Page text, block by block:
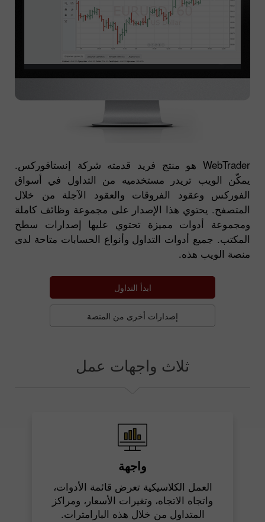
WebTrader هو منتج فريد قدمته شركة إنستافوركس.
يمكّن الويب تريدر مستخدميه من التداول في أسواق
الفوركس وعقود الفروقات والعقود الآجلة من خلال
المتصفح. يحتوي هذا الإصدار على مجموعة وظائف كاملة
ومجموعة أدوات مميزة تحتوي عليها إصدارات سطح
المكتب. جميع أدوات التداول وأنواع الحسابات متاحة لدى
منصة الويب هذه.
ابدأ التداول
إصدارات أخرى من المنصة
ثلاث واجهات عمل
واجهة
العمل الكلاسيكية تعرض قائمة الأدوات،
واتجاه الاتجاه، وتغيرات الأسعار، ومراكز
المتداول من خلال هذه البارامترات.